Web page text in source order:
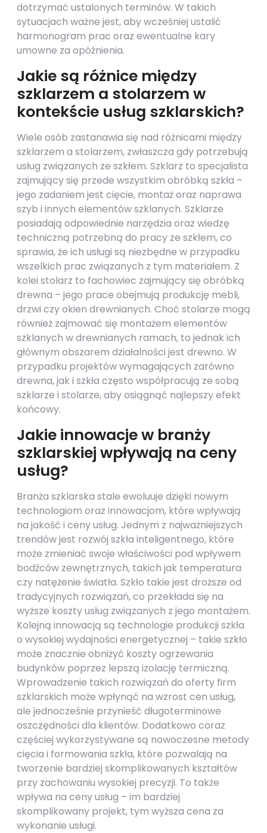
dotrzymać ustalonych terminów. W takich
sytuacjach ważne jest, aby wcześniej ustalić
harmonogram prac oraz ewentualne kary
umowne za opóźnienia.
Jakie są różnice między
szklarzem a stolarzem w
kontekście usług szklarskich?
Wiele osób zastanawia się nad różnicami między
szklarzem a stolarzem, zwłaszcza gdy potrzebują
usług związanych ze szkłem. Szklarz to specjalista
zajmujący się przede wszystkim obróbką szkła –
jego zadaniem jest cięcie, montaż oraz naprawa
szyb i innych elementów szklanych. Szklarze
posiadają odpowiednie narzędzia oraz wiedzę
techniczną potrzebną do pracy ze szkłem, co
sprawia, że ich usługi są niezbędne w przypadku
wszelkich prac związanych z tym materiałem. Z
kolei stolarz to fachowiec zajmujący się obróbką
drewna – jego prace obejmują produkcję mebli,
drzwi czy okien drewnianych. Choć stolarze mogą
również zajmować się montażem elementów
szklanych w drewnianych ramach, to jednak ich
głównym obszarem działalności jest drewno. W
przypadku projektów wymagających zarówno
drewna, jak i szkła często współpracują ze sobą
szklarze i stolarze, aby osiągnąć najlepszy efekt
końcowy.
Jakie innowacje w branży
szklarskiej wpływają na ceny
usług?
Branża szklarska stale ewoluuje dzięki nowym
technologiom oraz innowacjom, które wpływają
na jakość i ceny usług. Jednym z najważniejszych
trendów jest rozwój szkła inteligentnego, które
może zmieniać swoje właściwości pod wpływem
bodźców zewnętrznych, takich jak temperatura
czy natężenie światła. Szkło takie jest droższe od
tradycyjnych rozwiązań, co przekłada się na
wyższe koszty usług związanych z jego montażem.
Kolejną innowacją są technologie produkcji szkła
o wysokiej wydajności energetycznej – takie szkło
może znacznie obniżyć koszty ogrzewania
budynków poprzez lepszą izolację termiczną.
Wprowadzenie takich rozwiązań do oferty firm
szklarskich może wpłynąć na wzrost cen usług,
ale jednocześnie przynieść długoterminowe
oszczędności dla klientów. Dodatkowo coraz
częściej wykorzystywane są nowoczesne metody
cięcia i formowania szkła, które pozwalają na
tworzenie bardziej skomplikowanych kształtów
przy zachowaniu wysokiej precyzji. To także
wpływa na ceny usług – im bardziej
skomplikowany projekt, tym wyższa cena za
wykonanie usługi.